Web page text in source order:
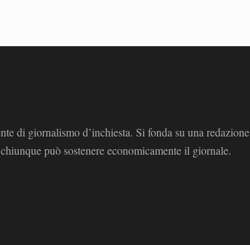
di giornalismo d’inchiesta. Si fonda su una redazione
può sostenere economicamente il giornale.